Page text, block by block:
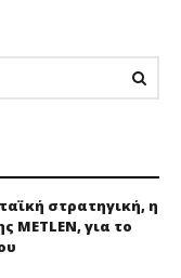
στρατηγική, η
METLEN, για το